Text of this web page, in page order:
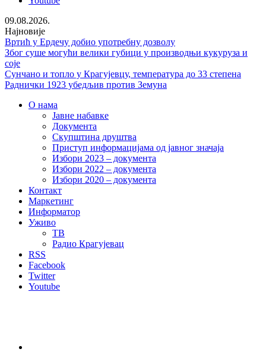
09.08.2026.
Најновије
Вртић у Ердечу добио употребну дозволу
Због суше могући велики губици у производњи кукуруза и
соје
Сунчано и топло у Крагујевцу, температура до 33 степена
Раднички 1923 убедљив против Земуна
О нама
Јавне набавке
Документа
Скупштина друштва
Приступ информацијама од јавног значаја
Избори 2023 – документа
Избори 2022 – документа
Избори 2020 – документа
Контакт
Маркетинг
Информатор
Уживо
ТВ
Радио Крагујевац
RSS
Facebook
Twitter
Youtube